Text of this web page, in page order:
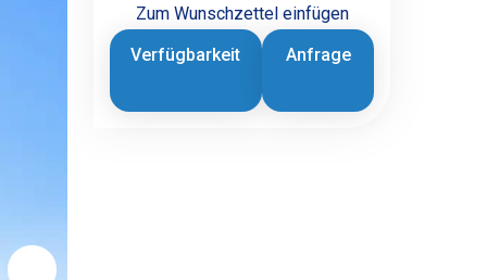
Zum Wunschzettel einfügen
Anfrage